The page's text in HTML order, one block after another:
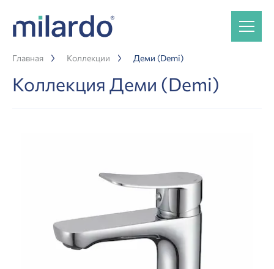
Главная Коллекции Деми (Demi)
Коллекция Деми (Demi)